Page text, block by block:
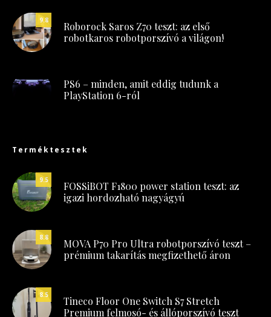
9.8
Roborock Saros Z70 teszt: az első
robotkaros robotporszívó a világon!
PS6 – minden, amit eddig tudunk a
PlayStation 6-ról
Terméktesztek
9.5
FOSSiBOT F1800 power station teszt: az
igazi hordozható nagyágyú
8.8
MOVA P70 Pro Ultra robotporszívó teszt –
prémium takarítás megfizethető áron
8.5
Tineco Floor One Switch S7 Stretch
Premium felmosó- és állóporszívó teszt